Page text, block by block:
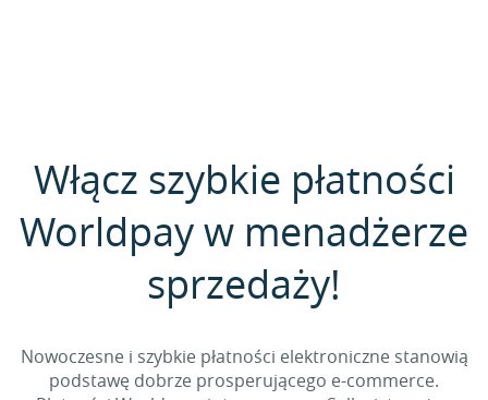
Włącz szybkie płatności
Worldpay w menadżerze
sprzedaży!
Nowoczesne i szybkie płatności elektroniczne stanowią
podstawę dobrze prosperującego e-commerce.